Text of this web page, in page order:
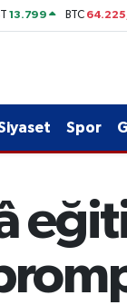
13.799 BTC
Spor